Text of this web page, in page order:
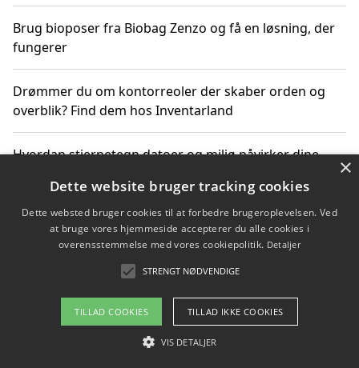
Brug bioposer fra Biobag Zenzo og få en løsning, der
fungerer
Drømmer du om kontorreoler der skaber orden og
overblik? Find dem hos Inventarland
Hvordan stjernetegn datoer og miljø påvirker dine
Bæredygtige gadgets til en grønnere hverdag
Om / kontakt
Blog Betingelser
×
Dette website bruger tracking cookies
Dette websted bruger cookies til at forbedre brugeroplevelsen. Ved
at bruge vores hjemmeside accepterer du alle cookies i
overensstemmelse med vores cookiepolitik. Detaljer
STRENGT NØDVENDIGE
TILLAD COOKIES TILLAD IKKE COOKIES
VIS DETALJER